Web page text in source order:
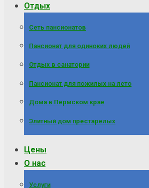
Отдых
Сеть пансионатов
Пансионат для одиноких людей
Отдых в санатории
Пансионат для пожилых на лето
Дома в Пермском крае
Элитный дом престарелых
Цены
О нас
Услуги